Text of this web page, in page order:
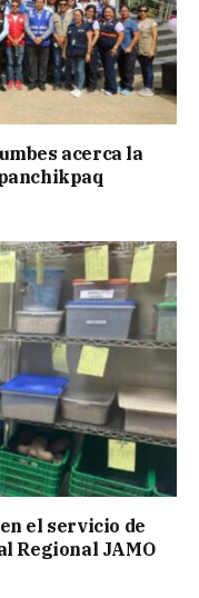
acerca la
el servicio de
Regional JAMO